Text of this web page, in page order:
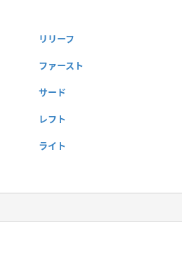
リリーフ
ファースト
サード
レフト
ライト